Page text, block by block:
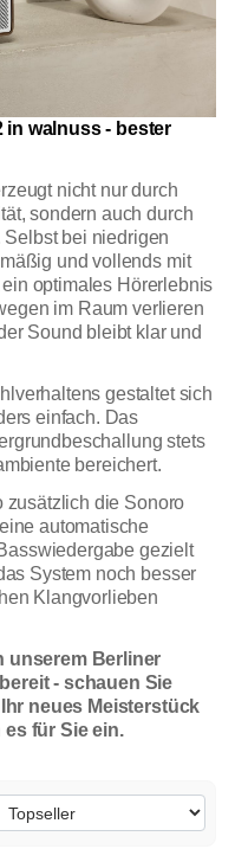
in walnuss - bester
nicht nur durch
sondern auch durch
bei niedrigen
und vollends mit
optimales Hörerlebnis
im Raum verlieren
Sound bleibt klar und
gestaltet sich
einfach. Das
stets
bereichert.
zusätzlich die Sonoro
automatische
gezielt
System noch besser
Klangvorlieben
unserem Berliner
- schauen Sie
neues Meisterstück
für Sie ein.